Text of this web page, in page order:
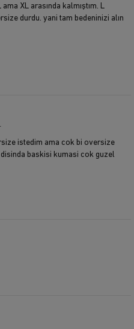
XL arasında kalmıştım. L
durdu. yani tam bedeninizi alın
istedim ama cok bi oversize
baskisi kumasi cok guzel